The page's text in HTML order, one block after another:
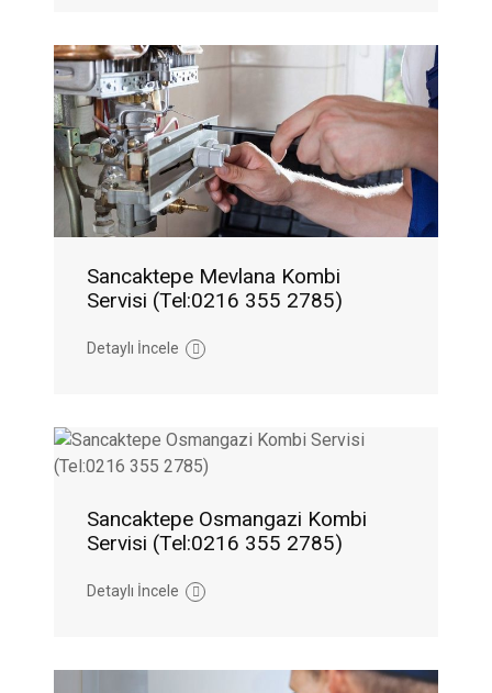
Sancaktepe Mevlana Kombi
Servisi (Tel:0216 355 2785)
Detaylı İncele
Sancaktepe Osmangazi Kombi
Servisi (Tel:0216 355 2785)
Detaylı İncele